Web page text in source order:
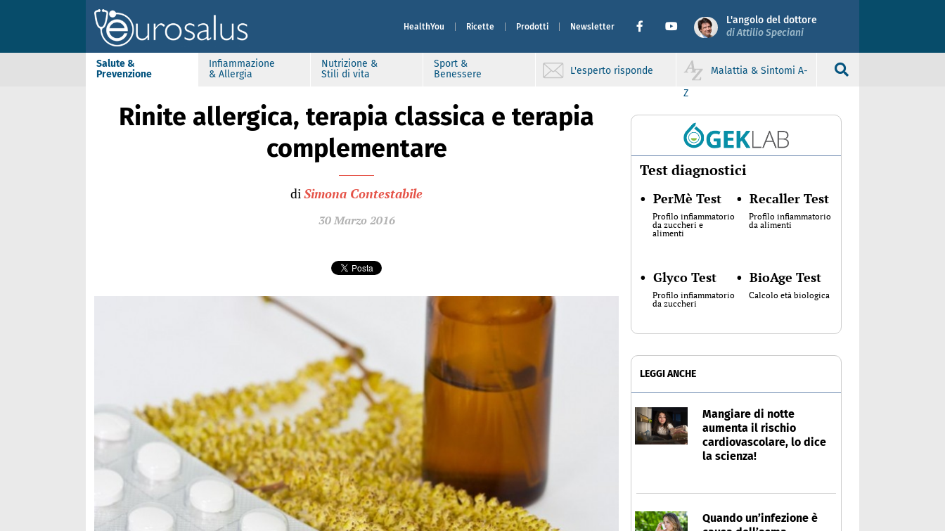
HealthYou Ricette Prodotti Newsletter
L'angolo del dottore
di Attilio Speciani
Salute &
Prevenzione
Infiammazione
& Allergia
Nutrizione &
Stili di vita
Sport &
Benessere
L'esperto risponde
Malattia & Sintomi A-
Z
Rinite allergica, terapia classica e terapia
complementare
diSimona Contestabile
30 Marzo 2016
Test diagnostici
• PerMè Test
Profilo infiammatorio
da zuccheri e
alimenti
• Recaller Test
Profilo infiammatorio
da alimenti
• Glyco Test
Profilo infiammatorio
da zuccheri
• BioAge Test
Calcolo età biologica
LEGGI ANCHE
Mangiare di notte
aumenta il rischio
cardiovascolare, lo dice
la scienza!
Quando un’infezione è